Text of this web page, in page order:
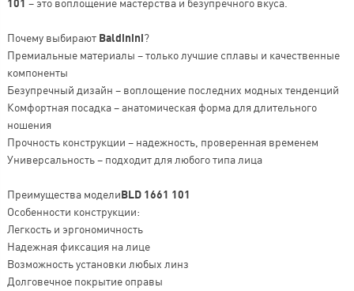
101 – это воплощение мастерства и безупречного вкуса.
Почему выбирают Baldinini?
Премиальные материалы – только лучшие сплавы и качественные
компоненты
Безупречный дизайн – воплощение последних модных тенденций
Комфортная посадка – анатомическая форма для длительного
ношения
Прочность конструкции – надежность, проверенная временем
Универсальность – подходит для любого типа лица
Преимущества моделиBLD 1661 101
Особенности конструкции:
Легкость и эргономичность
Надежная фиксация на лице
Возможность установки любых линз
Долговечное покрытие оправы